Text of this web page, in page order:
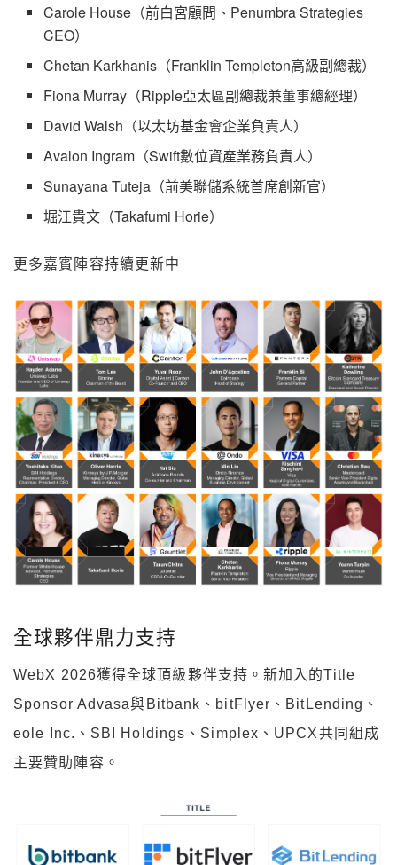
Carole House（前白宮顧問、Penumbra Strategies
CEO）
Chetan Karkhanis（Franklin Templeton高級副總裁）
Fiona Murray（Ripple亞太區副總裁兼董事總經理）
David Walsh（以太坊基金會企業負責人）
Avalon Ingram（Swift數位資產業務負責人）
Sunayana Tuteja（前美聯儲系統首席創新官）
堀江貴文（Takafumi Horie）
更多嘉賓陣容持續更新中
全球夥伴鼎力支持
WebX 2026獲得全球頂級夥伴支持。新加入的Title
Sponsor Advasa與Bitbank、bitFlyer、BitLending、
eole Inc.、SBI Holdings、Simplex、UPCX共同組成
主要贊助陣容。